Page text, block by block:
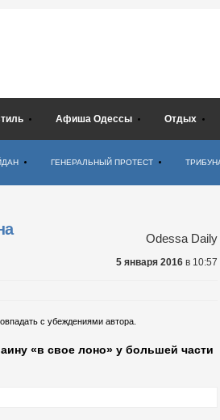
Афиша Одессы Отдых
ГЕНЕРАЛЬНЫЙ ПРОТЕСТ
Odessa Daily
5 января 2016 в 10:57
с убеждениями автора.
«в свое лоно» у большей части